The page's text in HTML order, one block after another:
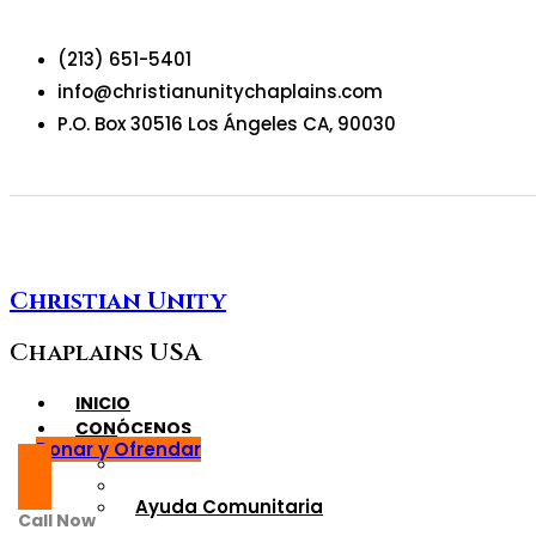
(213) 651-5401
info@christianunitychaplains.com
P.O. Box 30516 Los Ángeles CA, 90030
Christian Unity
Chaplains USA
INICIO
CONÓCENOS
Quiénes somo?
Ayuda Comunitaria
Donar y Ofrendar
Call Now